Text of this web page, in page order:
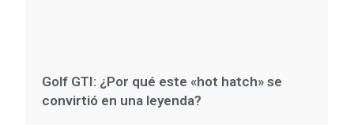
Golf GTI: ¿Por qué este «hot hatch» se
convirtió en una leyenda?